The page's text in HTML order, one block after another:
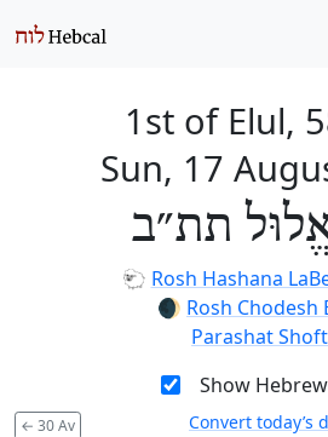
1st of Elul,
Sun, 17
תת״ב
🐑 Rosh Hashana
🌒 Rosh Chodesh
Parashat
Show Hebrew
← 30 Av Convert today’s